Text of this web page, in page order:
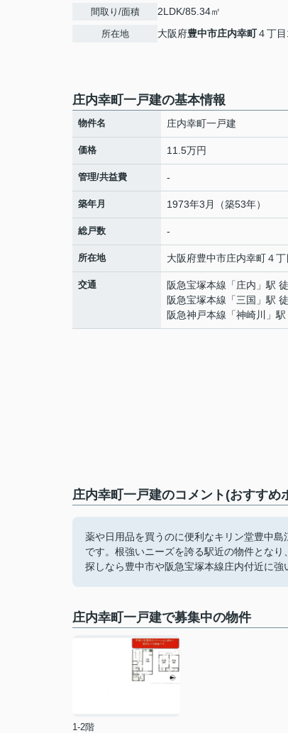
間取り/面積 2LDK/85.34㎡
所在地 大阪府豊中市庄内幸町４丁
庄内幸町一戸建の基本情報
物件名 庄内幸町一戸建
価格 11.5万円
管理/共益費 -
築年月 1973年3月（築53年）
総戸数 -
所在地 大阪府豊中市庄内幸町４
交通 阪急宝塚本線 「庄内 」駅
阪急宝塚本線 「三国 」駅
阪急神戸本線 「神崎川 」
庄内幸町一戸建のコメント(おすすめ
薬や日用品を買うのに便利なキリン堂豊中
です。根強いニーズを誇る駅近の物件とな
探しなら豊中市や阪急宝塚本線庄内付近に強
庄内幸町一戸建で募集中の物件
1-2階